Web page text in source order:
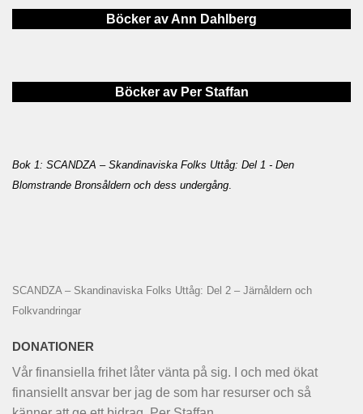
Böcker av Ann Dahlberg
Böcker av Per Staffan
Bok 1: SCANDZA – Skandinaviska Folks Uttåg: Del 1 - Den
Blomstrande Bronsåldern och dess undergång.
SCANDZA – Skandinaviska Folks Uttåg: Del 2 – Järnåldern och
Folkvandringar
DONATIONER
Vår finansiella frihet låter vänta på sig. I och med ökat
finansiellt ansvar ber jag de som har resurser och så